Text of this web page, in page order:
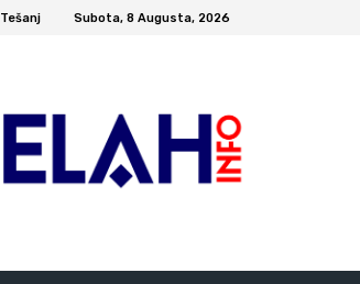
Tešanj Subota, 8 Augusta, 2026